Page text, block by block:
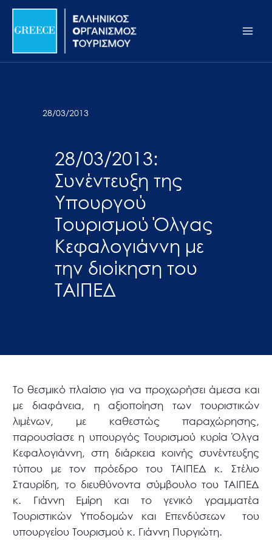
Σημείωση:
ιστότοπος
προσβασιμότητας.
Μετάβαση
περιεχόμενο
28/03/2013
28/03/2013:
Συνέντευξη της
Υπουργού
Τουρισμού Όλγας
Κεφαλογιάννη με
την διοίκηση του
ΤΑΙΠΕΔ
Το θεσμικό πλαίσιο για να προχωρήσει άμεσα και
με διαφάνεια, η αξιοποίηση των τουριστικών
λιμένων, με καθεστώς παραχώρησης,
παρουσίασε η υπουργός Τουρισμού κυρία Όλγα
Κεφαλογιάννη, στη διάρκεια κοινής συνέντευξης
τύπου με τον πρόεδρο του ΤΑΙΠΕΔ κ. Στέλιο
Σταυρίδη, το διευθύνοντα σύμβουλο του ΤΑΙΠΕΔ
κ. Γιάννη Εμίρη και το γενικό γραμματέα
Τουριστικών Υποδομών και Επενδύσεων του
υπουργείου Τουρισμού κ. Γιάννη Πυργιώτη.